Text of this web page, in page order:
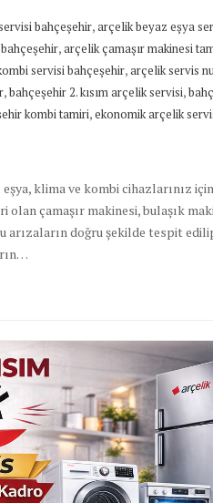
bahçeşehir,arçelik beyaz eşya
,arçelik çamaşır makinesi
servisi bahçeşehir,arçelik servis
,bahçeşehir 2. kısım arçelik servisi,
kombi tamiri,ekonomik arçelik
klima ve kombi cihazlarınız
çamaşır makinesi, bulaşık
doğru şekilde tespit